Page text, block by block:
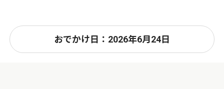
おでかけ日：2026年6月24日